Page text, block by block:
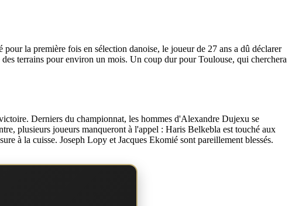
la première fois en sélection danoise, le joueur de 27 ans a dû déclarer
terrains pour environ un mois. Un coup dur pour Toulouse, qui cherchera
Derniers du championnat, les hommes d'Alexandre Dujexu se
plusieurs joueurs manqueront à l'appel : Haris Belkebla est touché aux
à la cuisse. Joseph Lopy et Jacques Ekomié sont pareillement blessés.